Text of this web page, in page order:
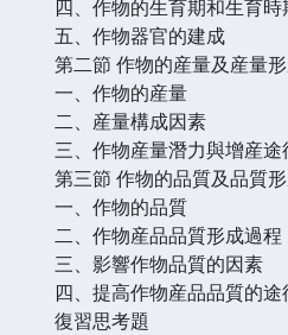
四、作物的生育期和生育時
五、作物器官的建成
第二節 作物的産量及産量
一、作物的産量
二、産量構成因素
三、作物産量潛力與增産途
第三節 作物的品質及品質
一、作物的品質
二、作物産品品質形成過程
三、影響作物品質的因素
四、提高作物産品品質的途
復習思考題